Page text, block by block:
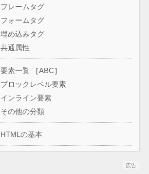
フレームタグ
フォームタグ
埋め込みタグ
共通属性
要素一覧 ［ABC］
ブロックレベル要素
インライン要素
その他の分類
HTMLの基本
広告